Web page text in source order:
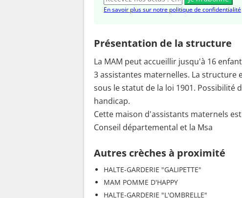
En savoir plus sur notre politique de confidentialité
Présentation de la structure
La MAM peut accueillir jusqu'à 16
3 assistantes maternelles. La structure
sous le statut de la loi 1901. Possibilité
handicap.
Cette maison d'assistants maternels
Conseil départemental et la Msa
Autres crèches à proximité
HALTE-GARDERIE "GALIPETTE"
MAM POMME D'HAPPY
HALTE-GARDERIE "L'OMBRELLE"